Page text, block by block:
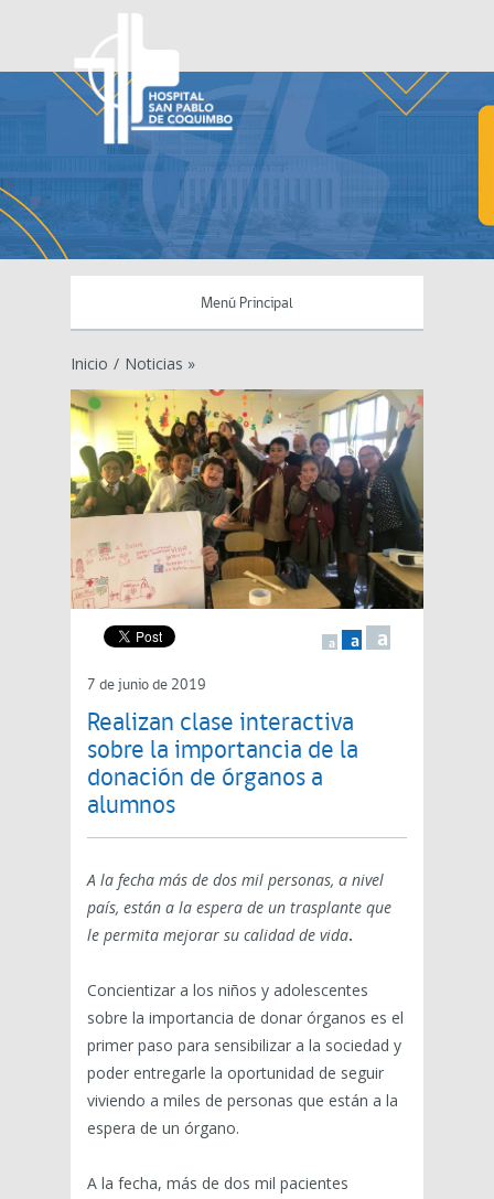
Menú Principal
Inicio / Noticias »
a a a
7 de junio de 2019
Realizan clase interactiva
sobre la importancia de la
donación de órganos a
alumnos
A la fecha más de dos mil personas, a nivel
país, están a la espera de un trasplante que
le permita mejorar su calidad de vida.
Concientizar a los niños y adolescentes
sobre la importancia de donar órganos es el
primer paso para sensibilizar a la sociedad y
poder entregarle la oportunidad de seguir
viviendo a miles de personas que están a la
espera de un órgano.
A la fecha, más de dos mil pacientes